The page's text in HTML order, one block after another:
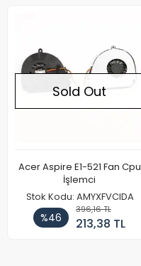
Sold Out
Acer Aspire E1-521 Fan Cpu
İşlemci
Stok Kodu: AMYXFVCIDA
%46
396,16 TL
213,38 TL